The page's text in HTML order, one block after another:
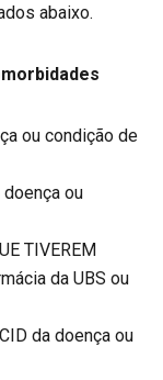
abaixo.
ou condição de
ou
TIVEREM
da UBS ou
da doença ou